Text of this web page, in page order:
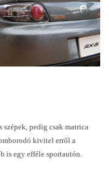
pedig csak matrica
kivitel erről a
is egy efféle sportautón.